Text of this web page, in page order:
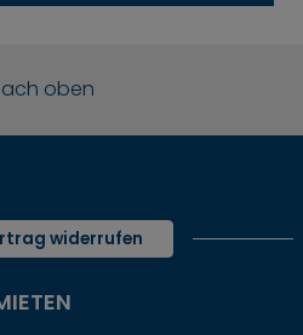
oben
widerrufen